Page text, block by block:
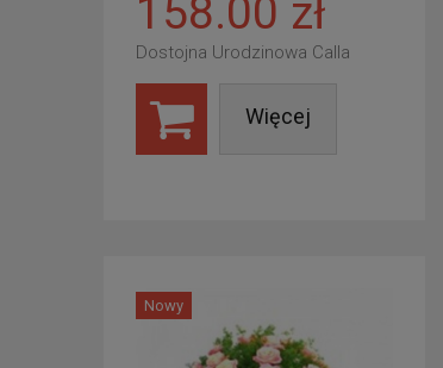
158.00 zł
Dostojna Urodzinowa Calla
Więcej
Nowy